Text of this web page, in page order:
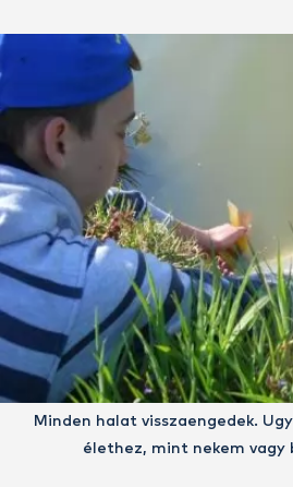
Minden halat visszaengedek.
élethez, mint nekem vagy